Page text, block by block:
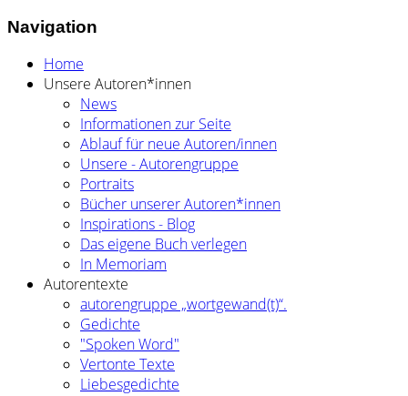
Navigation
Home
Unsere Autoren*innen
News
Informationen zur Seite
Ablauf für neue Autoren/innen
Unsere - Autorengruppe
Portraits
Bücher unserer Autoren*innen
Inspirations - Blog
Das eigene Buch verlegen
In Memoriam
Autorentexte
autorengruppe „wortgewand(t)“.
Gedichte
"Spoken Word"
Vertonte Texte
Liebesgedichte